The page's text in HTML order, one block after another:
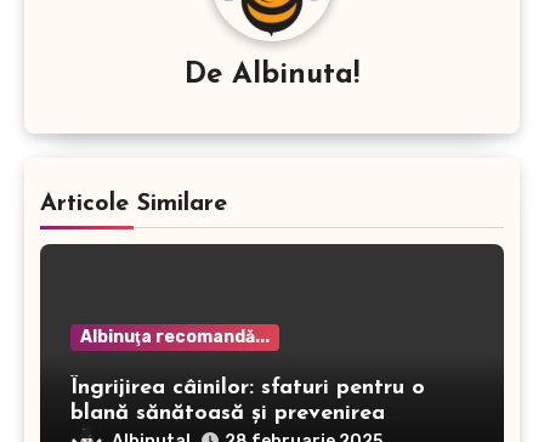
De Albinuta!
Articole Similare
Albinuţa recomandă...
Îngrijirea câinilor: sfaturi pentru o
blană sănătoasă și prevenirea